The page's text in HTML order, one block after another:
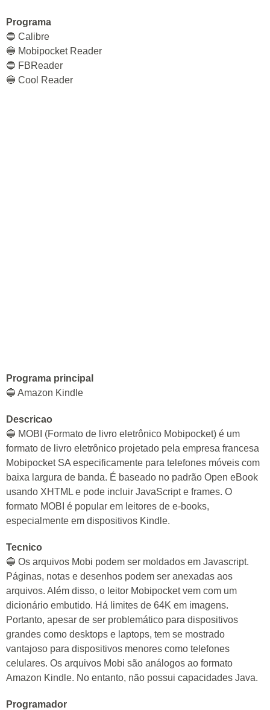
Programa
🔵 Calibre
🔵 Mobipocket Reader
🔵 FBReader
🔵 Cool Reader
Programa principal
🔵 Amazon Kindle
Descricao
🔵 MOBI (Formato de livro eletrônico Mobipocket) é um
formato de livro eletrônico projetado pela empresa francesa
Mobipocket SA especificamente para telefones móveis com
baixa largura de banda. É baseado no padrão Open eBook
usando XHTML e pode incluir JavaScript e frames. O
formato MOBI é popular em leitores de e-books,
especialmente em dispositivos Kindle.
Tecnico
🔵 Os arquivos Mobi podem ser moldados em Javascript.
Páginas, notas e desenhos podem ser anexadas aos
arquivos. Além disso, o leitor Mobipocket vem com um
dicionário embutido. Há limites de 64K em imagens.
Portanto, apesar de ser problemático para dispositivos
grandes como desktops e laptops, tem se mostrado
vantajoso para dispositivos menores como telefones
celulares. Os arquivos Mobi são análogos ao formato
Amazon Kindle. No entanto, não possui capacidades Java.
Programador